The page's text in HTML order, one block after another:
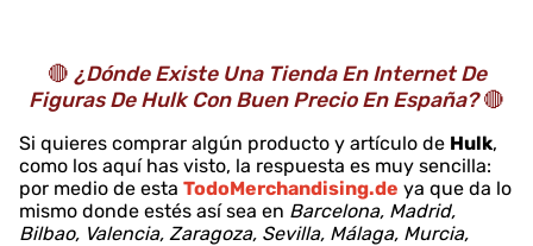
🔴 ¿Dónde Existe Una Tienda En Internet De
Figuras De Hulk Con Buen Precio En España?🔴
Si quieres comprar algún producto y artículo de Hulk,
como los aquí has visto, la respuesta es muy sencilla:
por medio de esta TodoMerchandising.de ya que da lo
mismo donde estés así sea en Barcelona, Madrid,
Bilbao, Valencia, Zaragoza, Sevilla, Málaga, Murcia,